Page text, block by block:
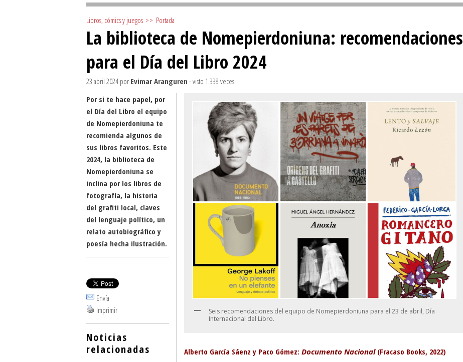
Sivan...
Libros, cómics y juegos >> Portada
La biblioteca de Nomepierdoniuna: recomendaciones
para el Día del Libro 2024
23 abril 2024 por Evimar Aranguren - visto 1.338 veces
Por si te hace papel, por
el Día del Libro el equipo
de Nomepierdoniuna te
recomienda algunos de
sus libros favoritos. Este
2024, la biblioteca de
Nomepierdoniuna se
inclina por los libros de
fotografía, la historia
del grafiti local, claves
del lenguaje político, un
relato autobiográfico y
poesía hecha ilustración.
Envía
Imprimir
Noticias
relacionadas
Seis recomendaciones del equipo de Nomepierdoniuna para el 23 de abril, Día
Internacional del Libro.
Alberto García Sáenz y Paco Gómez: Documento Nacional(Fracaso Books, 2022)